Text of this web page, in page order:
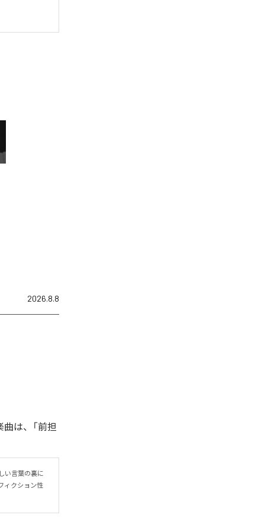
2026.8.8
は、「前担
い言葉の裏に
ィクション性